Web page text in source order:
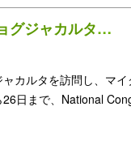
インドネシア・ジョグジャカルタを訪問 します: …
カルタを訪問し、マ
日まで、National